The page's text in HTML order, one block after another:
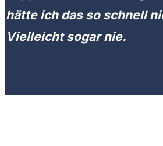
hätte ich das so schnell
Vielleicht sogar nie.